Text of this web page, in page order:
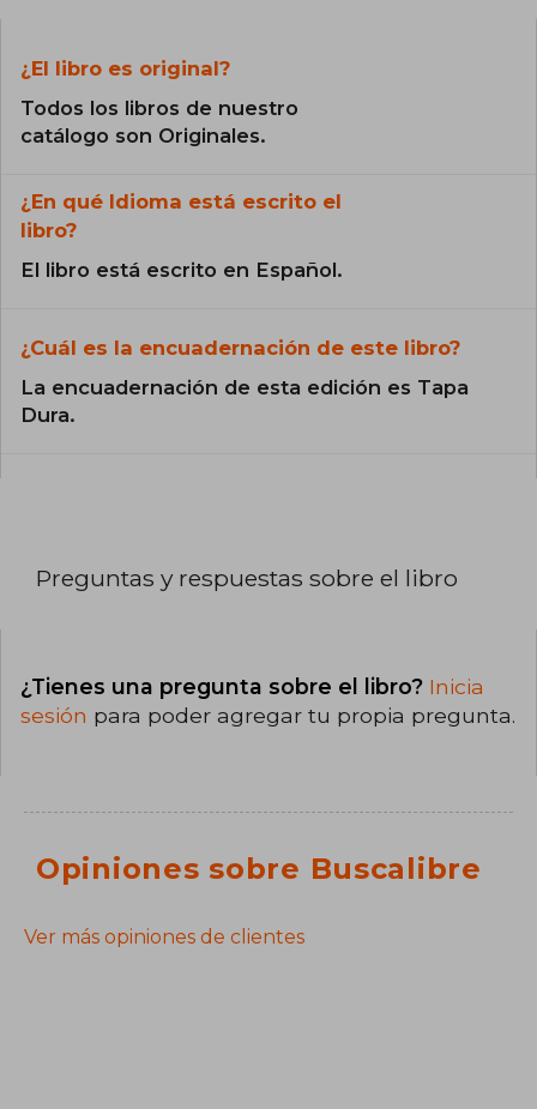
¿El libro es original?
Todos los libros de nuestro
catálogo son Originales.
¿En qué Idioma está escrito el
libro?
El libro está escrito en Español.
¿Cuál es la encuadernación de este libro?
La encuadernación de esta edición es Tapa
Dura.
Preguntas y respuestas sobre el libro
¿Tienes una pregunta sobre el libro? Inicia
sesión para poder agregar tu propia pregunta.
Opiniones sobre Buscalibre
Ver más opiniones de clientes